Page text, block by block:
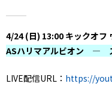
4/24 (日) 13:00 キックオフ
ASハリマアルビオン ―
LIVE配信URL： https://